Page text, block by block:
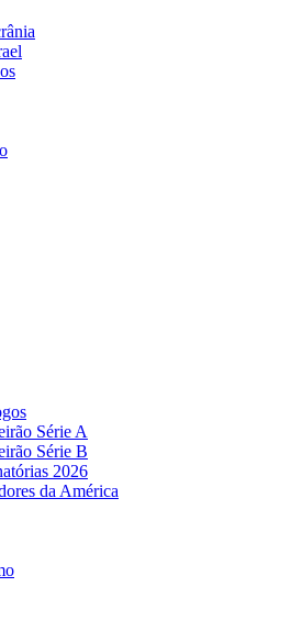
Série A
Série B
2026
da América